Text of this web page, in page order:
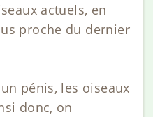
actuels, en
proche du dernier
pénis, les oiseaux
donc, on